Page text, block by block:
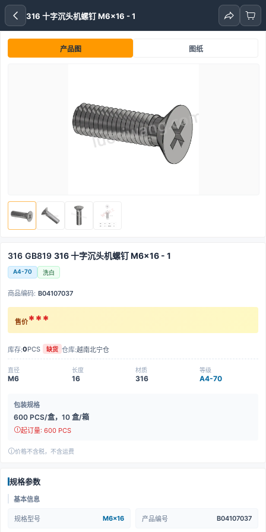
316 十字沉头机螺钉 M6x16 - 1
产品图 图纸
316 GB819 316 十字沉头机螺钉 M6x16 - 1
A4-70 洗白
商品编码: B04107037
售价***
库存:0PCS 缺货 仓库:越南北宁仓
直径
M6
长度
16
材质
316
等级
A4-70
包装规格
600 PCS/盒，10 盒/箱
起订量: 600 PCS
价格不含税，不含运费
规格参数
基本信息
规格型号 M6x16 产品编号 B04107037